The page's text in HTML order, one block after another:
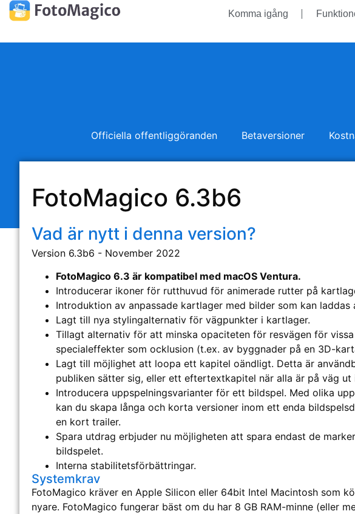
Komma igång
Officiella offentliggöranden Betaversioner
FotoMagico 6.3b6
Vad är nytt i denna version?
Version 6.3b6 - November 2022
FotoMagico 6.3 är kompatibel med macOS Ventura.
Introducerar ikoner för rutthuvud för animerade rutter på
Introduktion av anpassade kartlager med bilder som kan laddas
Lagt till nya stylingalternativ för vägpunkter i kartlager.
Tillagt alternativ för att minska opaciteten för resvägen för
specialeffekter som ocklusion (t.ex. av byggnader på en 3D-
Lagt till möjlighet att loopa ett kapitel oändligt. Detta är
publiken sätter sig, eller ett eftertextkapitel när alla är på väg ut
Introducera uppspelningsvarianter för ett bildspel. Med olika
kan du skapa långa och korta versioner inom ett enda
en kort trailer.
Spara utdrag erbjuder nu möjligheten att spara endast de
bildspelet.
Interna stabilitetsförbättringar.
Systemkrav
FotoMagico kräver en Apple Silicon eller 64bit Intel Macintosh som
nyare. FotoMagico fungerar bäst om du har 8 GB RAM-minne (eller